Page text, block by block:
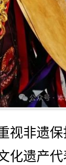
非遗保
化遗产